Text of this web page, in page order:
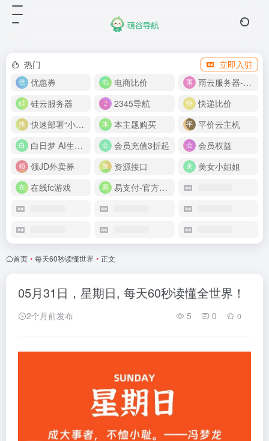
热门
立即入驻
优惠券
电商比价
雨云服务器-新人首月 5 折
硅云服务器
2345导航
快递比价
快速部署“小龙虾”
本主题购买
平价云主机
白日梦 AI生成50分钟视频
会员充值3折起
会员权益
领JD外卖券
资源接口
美女小姐姐
在线fc游戏
易支付-官方网站
首页 • 每天60秒读懂世界 • 正文
05月31日，星期日, 每天60秒读懂全世界！
2个月前发布 5 0 0